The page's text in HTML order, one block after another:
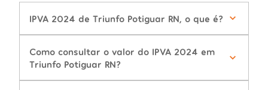
IPVA 2024 de Triunfo Potiguar RN, o que é?
Como consultar o valor do IPVA 2024 em
Triunfo Potiguar RN?